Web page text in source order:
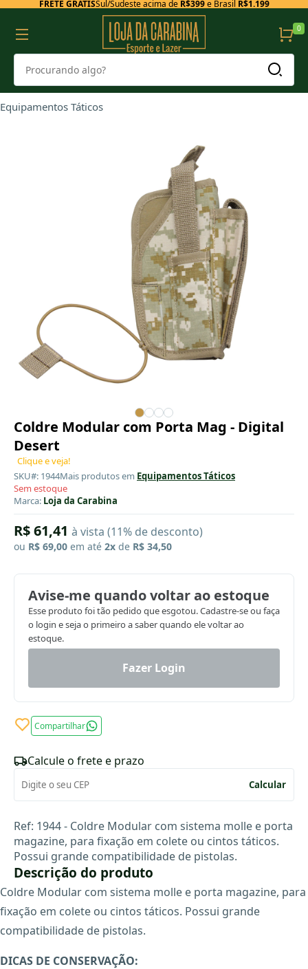
FRETE GRÁTISSul/Sudeste acima de R$399e Brasil R$1.199
0
Equipamentos Táticos
Coldre Modular com Porta Mag - Digital
Desert
Clique e veja!
SKU#: 1944Mais produtos em Equipamentos Táticos
Sem estoque
Marca: Loja da Carabina
R$ 61,41 à vista (11% de desconto)
ou R$ 69,00 em até 2x de R$ 34,50
Avise-me quando voltar ao estoque
Esse produto foi tão pedido que esgotou. Cadastre-se ou faça
o login e seja o primeiro a saber quando ele voltar ao
estoque.
Fazer Login
Compartilhar
Calcule o frete e prazo
Calcular
Ref: 1944 - Coldre Modular com sistema molle e porta
magazine, para fixação em colete ou cintos táticos.
Possui grande compatibilidade de pistolas.
Descrição do produto
Coldre Modular com sistema molle e porta magazine, para
fixação em colete ou cintos táticos. Possui grande
compatibilidade de pistolas.
DICAS DE CONSERVAÇÃO: